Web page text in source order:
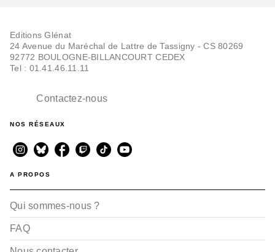
Editions Glénat
24 Avenue du Maréchal de Lattre de Tassigny - CS 80269
92772 BOULOGNE-BILLANCOURT CEDEX
Tel : 01.41.46.11.11
Contactez-nous
NOS RÉSEAUX
A PROPOS
Qui sommes-nous ?
FAQ